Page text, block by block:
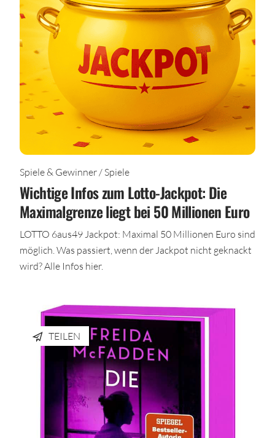
Spiele & Gewinner / Spiele
Wichtige Infos zum Lotto-Jackpot: Die
Maximalgrenze liegt bei 50 Millionen Euro
LOTTO 6aus49 Jackpot: Maximal 50 Millionen Euro sind
möglich. Was passiert, wenn der Jackpot nicht geknackt
wird? Alle Infos hier.
TEILEN